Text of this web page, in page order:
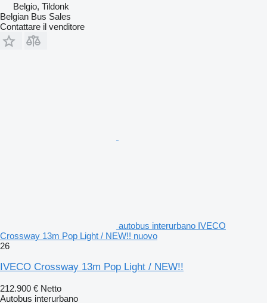
Belgio, Tildonk
Belgian Bus Sales
Contattare il venditore
autobus interurbano IVECO
Crossway 13m Pop Light / NEW!! nuovo
26
IVECO Crossway 13m Pop Light / NEW!!
212.900 € Netto
Autobus interurbano